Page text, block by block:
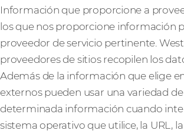
Información que proporcione a
los que nos proporcione información
proveedor de servicio pertinente.
proveedores de sitios recopilen los
Además de la información que elige
externos pueden usar una variedad
determinada información cuando
sistema operativo que utilice, la URL,